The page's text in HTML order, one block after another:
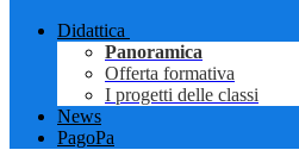
Didattica
Panoramica
Offerta formativa
I progetti delle classi
News
PagoPa